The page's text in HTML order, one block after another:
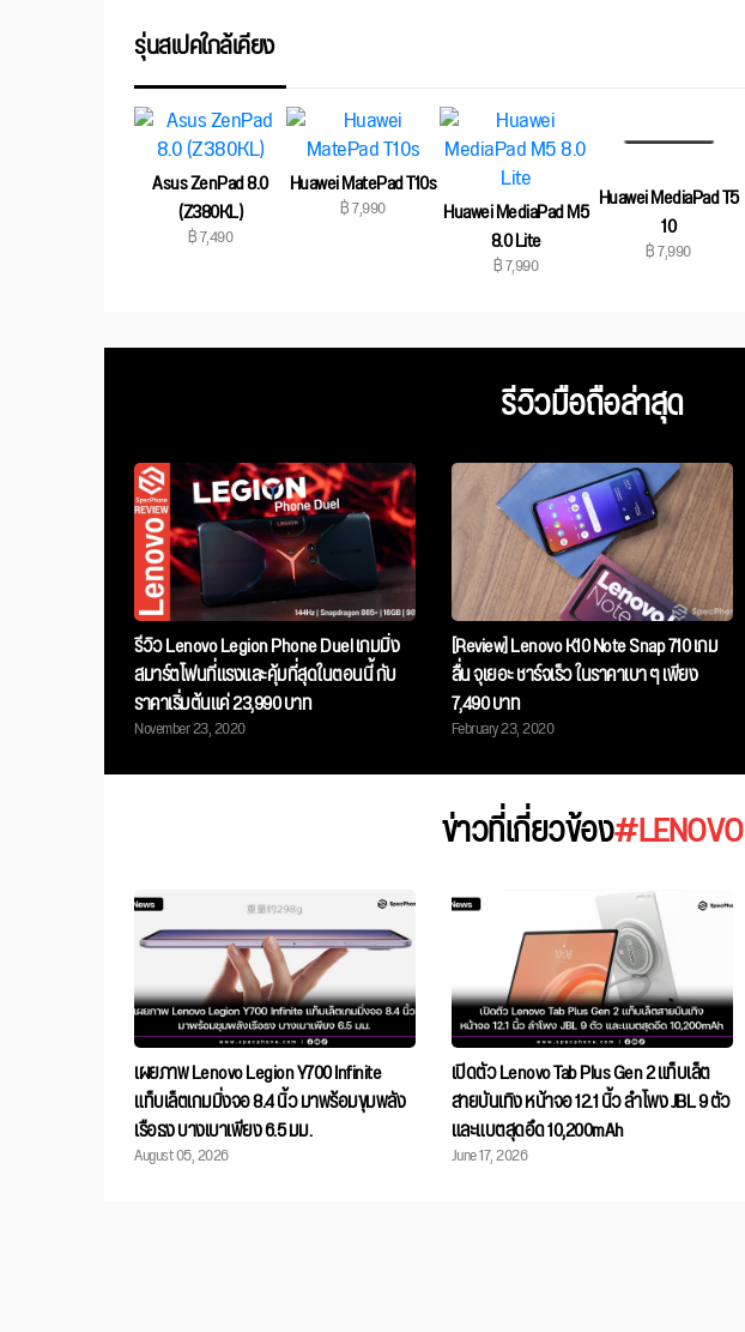
รุ่นสเปคใกล้เคียง
Asus ZenPad 8.0
(Z380KL)
฿ 7,490
Huawei MatePad T10s
฿ 7,990 Huawei MediaPad M5
8.0 Lite
฿ 7,990
Huawei MediaPad T5
10
฿ 7,990
รีวิวมือถือล่าสุด
รีวิว Lenovo Legion Phone Duel เกมมิ่ง
สมาร์ตโฟนที่แรงและคุ้มที่สุดในตอนนี้ กับ
ราคาเริ่มต้นแค่ 23,990 บาท
November 23, 2020
[Review] Lenovo K10 Note Snap 710 เกม
ลื่น จุเยอะ ชาร์จเร็ว ในราคาเบา ๆ เพียง
7,490 บาท
February 23, 2020
ข่าวที่เกี่ยวข้อง#LENOVO
เผยภาพ Lenovo Legion Y700 Infinite
แท็บเล็ตเกมมิ่งจอ 8.4 นิ้ว มาพร้อมขุมพลัง
เรือธง บางเบาเพียง 6.5 มม.
August 05, 2026
เปิดตัว Lenovo Tab Plus Gen 2 แท็บเล็ต
สายบันเทิง หน้าจอ 12.1 นิ้ว ลำโพง JBL 9 ตัว
และแบตสุดอึด 10,200mAh
June 17, 2026